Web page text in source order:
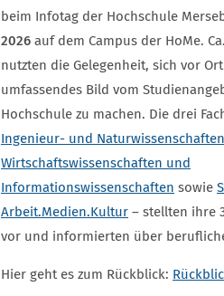
beim Infotag der Hochschule
2026auf dem Campus der HoMe.
nutzten die Gelegenheit, sich vor
umfassendes Bild vom
Hochschule zu machen. Die drei
Ingenieur- und Naturwissenschaften
Wirtschaftswissenschaften und
Informationswissenschaften sowie
Arbeit.Medien.Kultur– stellten ihre
vor und informierten über
Hier geht es zum Rückblick: